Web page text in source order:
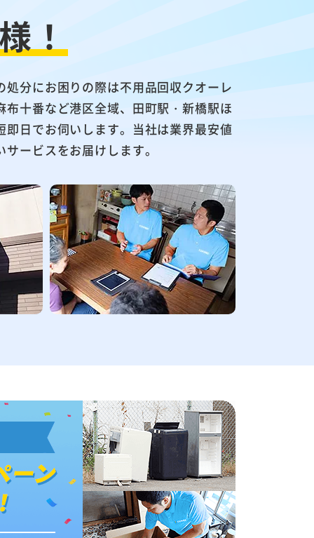
！
処分にお困りの際は不用品回収クオーレ
布十番など港区全域、田町駅・新橋駅ほ
即日でお伺いします。当社は業界最安値
ービスをお届けします。